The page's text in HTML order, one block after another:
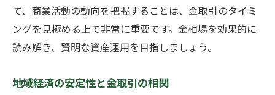
金の価格変動を理解するための地域情報
て、商業活動の動向を把握することは、金取引のタイミ
ングを見極める上で非常に重要です。金相場を効果的に
読み解き、賢明な資産運用を目指しましょう。
地域経済の安定性と金取引の相関